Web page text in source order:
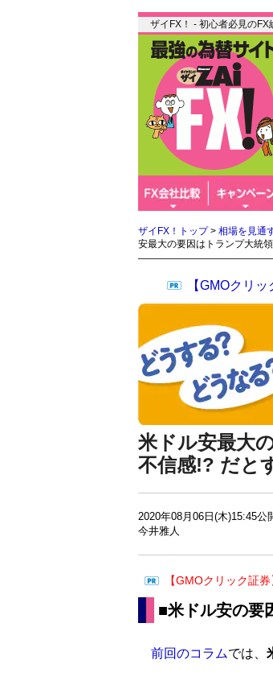
ザイFX！ - 初心者必見のFX
ザイFX！トップ> 相場を見通
安最大の要因はトランプ大統
【GMOクリ
米ドル安最大
不信感!? だと
2020年08月06日(木)15:45公
今井雅人
【GMOクリック証
■米ドル安の要
前回のコラムでは、